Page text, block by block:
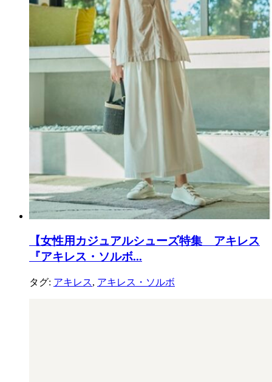
【女性用カジュアルシューズ特集 アキレス
『アキレス・ソルボ...
タグ: アキレス, アキレス・ソルボ